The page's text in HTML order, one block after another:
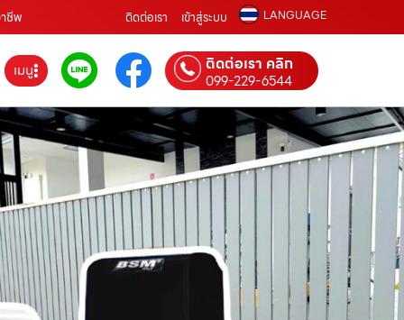
ชีพ ติดต่อเรา เข้าสู่ระบบ LANGUAGE
เมนู ติดต่อเรา คลิก
099-229-6544